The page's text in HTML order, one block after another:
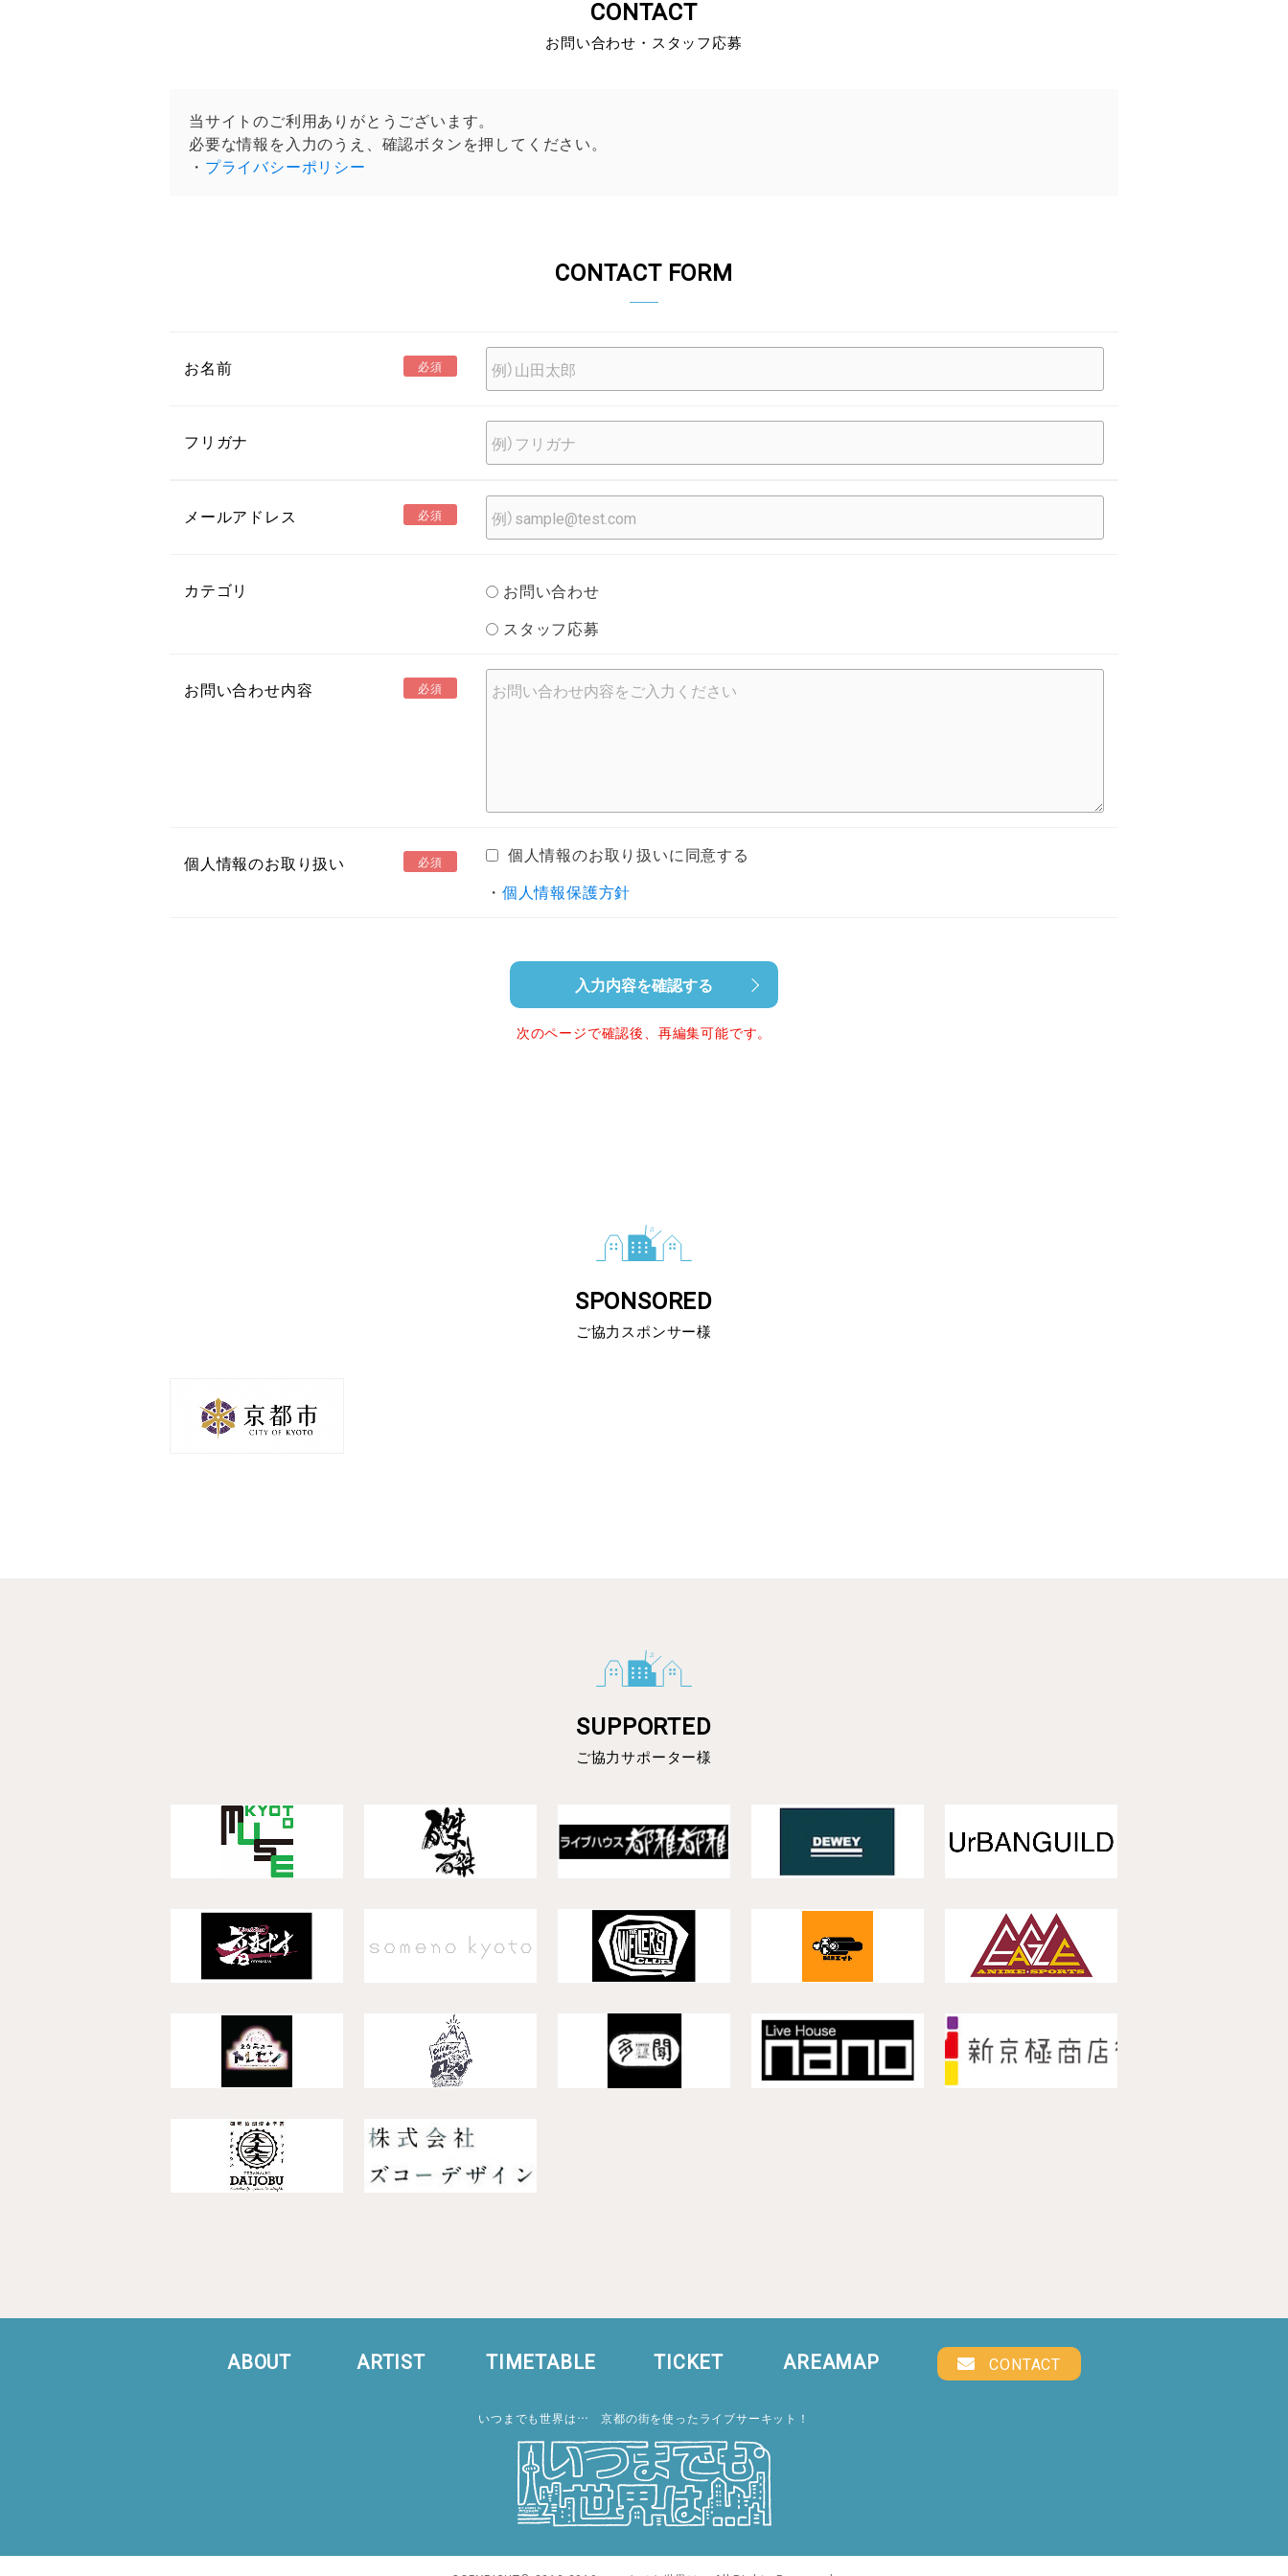
CONTACT
お問い合わせ・スタッフ応募
当サイトのご利用ありがとうございます。
必要な情報を入力のうえ、確認ボタンを押してください。
・ プライバシーポリシー
CONTACT FORM
お名前 必須
フリガナ
メールアドレス 必須
カテゴリ
お問い合わせ
スタッフ応募
お問い合わせ内容 必須
個人情報のお取り扱い 必須
個人情報のお取り扱いに同意する
・ 個人情報保護方針
入力内容を確認する
次のページで確認後、再編集可能です。
SPONSORED
ご協力スポンサー様
SUPPORTED
ご協力サポーター様
ABOUT ARTIST TIMETABLE TICKET AREAMAP CONTACT
いつまでも世界は… 京都の街を使ったライブサーキット！